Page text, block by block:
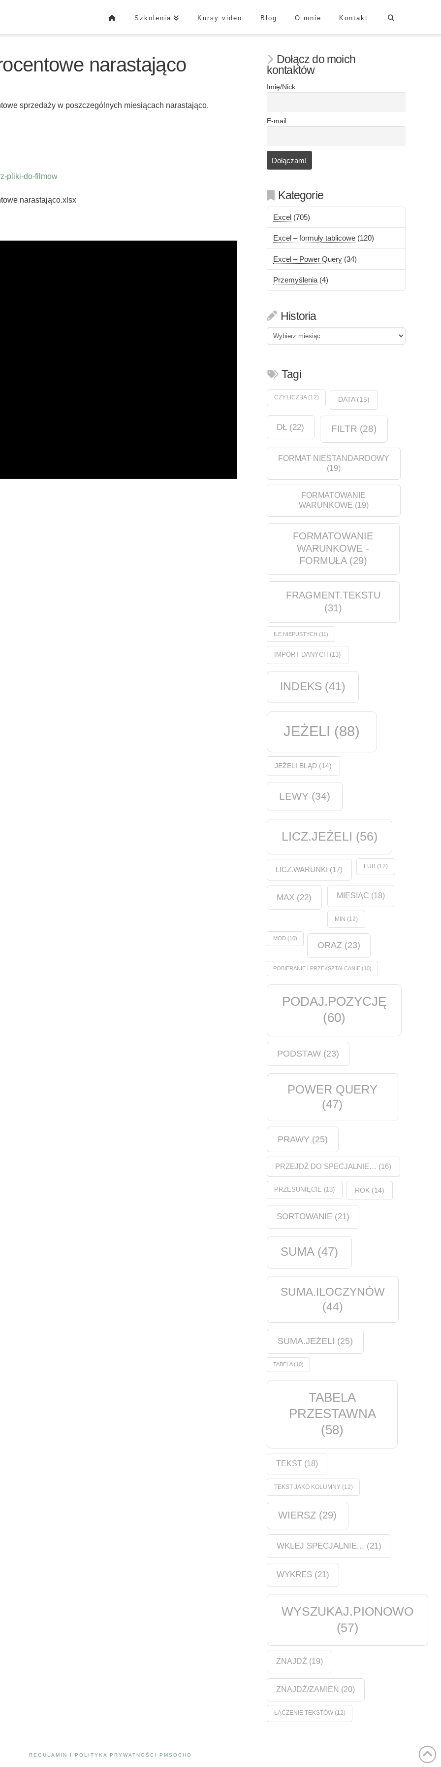
Szkolenia Kursy video Blog O mnie Kontakt
narastająco
sprzedaży w poszczególnych miesiącach narastająco.
pliki-do-filmow
narastająco.xlsx
Dołącz do moich
kontaktów
Imię/Nick
E-mail
Kategorie
Excel (705)
Excel – formuły tablicowe (120)
Excel – Power Query (34)
Przemyślenia (4)
Historia
Historia
Tagi
CZY.LICZBA(12) DATA(15)
DŁ (22) FILTR (28)
FORMAT NIESTANDARDOWY
(19)
FORMATOWANIE
WARUNKOWE (19)
FORMATOWANIE
WARUNKOWE -
FORMUŁA(29)
FRAGMENT.TEKSTU
(31)
ILE.NIEPUSTYCH (11)
IMPORT DANYCH (13)
INDEKS (41)
JEŻELI (88)
JEŻELI.BŁĄD (14)
LEWY (34)
LICZ.JEŻELI (56)
LICZ.WARUNKI (17) LUB(12)
MAX (22) MIESIĄC (18)
MIN (12)
MOD(10)
ORAZ (23)
POBIERANIE I PRZEKSZTAŁCANIE(10)
PODAJ.POZYCJĘ
(60)
PODSTAW(23)
POWER QUERY
(47)
PRAWY(25)
PRZEJDŹ DO SPECJALNIE… (16)
PRZESUNIĘCIE (13) ROK (14)
SORTOWANIE(21)
SUMA(47)
SUMA.ILOCZYNÓW
(44)
SUMA.JEŻELI (25)
TABELA(10)
TABELA
PRZESTAWNA
(58)
TEKST(18)
TEKST JAKO KOLUMNY(12)
WIERSZ (29)
WKLEJ SPECJALNIE... (21)
WYKRES(21)
WYSZUKAJ.PIONOWO
(57)
ZNAJDŹ (19)
ZNAJDŹ/ZAMIEŃ (20)
ŁĄCZENIE TEKSTÓW(12)
REGULAMIN I POLITYKA PRYWATNOŚCI PMSOCHO